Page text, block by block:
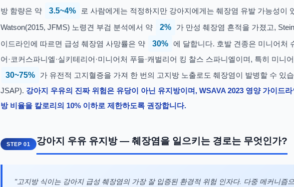
방 함량은 약
3.5~4%
로 사람에게는 적정하지만 강아지에게는 췌장염 유발 가능성이
Watson(2015, JFMS) 노령견 부검 분석에서 약
2%
가 만성 췌장염 흔적을 가졌고,
이드라인에 따르면 급성 췌장염 사망률은 약
30%
에 달합니다. 호발 견종은 미니어처
어·코커스파니엘·실키테리어·미니어처 푸들·캐벌리어 킹 찰스 스파니엘이며, 특히 미니
30~75%
가 유전적 고지혈증을 가져 한 번의 고지방 노출로도 췌장염이 발병할 수 있
JSAP). 강아지 우유의 진짜 위험은 유당이 아닌 유지방이며, WSAVA 2023 영양 가이드
방 비율을 칼로리의 10% 이하로 제한하도록 권장합니다.
STEP 01 강아지 우유 유지방 — 췌장염을 일으키는 경로는 무엇인가?
"고지방 식이는 강아지 급성 췌장염의 가장 잘 입증된 환경적 위험 인자다. 다중 메커니즘